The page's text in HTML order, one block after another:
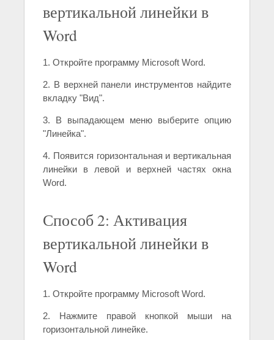
вертикальной линейки в
Word
1. Откройте программу Microsoft Word.
2. В верхней панели инструментов найдите
вкладку "Вид".
3. В выпадающем меню выберите опцию
"Линейка".
4. Появится горизонтальная и вертикальная
линейки в левой и верхней частях окна
Word.
Способ 2: Активация
вертикальной линейки в
Word
1. Откройте программу Microsoft Word.
2. Нажмите правой кнопкой мыши на
горизонтальной линейке.